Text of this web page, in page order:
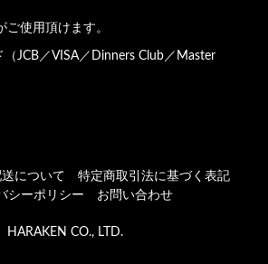
ご使用頂けます。
JCB／VISA／Dinners Club／Master
について
特定商取引法に基づく表記
シーポリシー
お問い合わせ
HARAKEN CO., LTD.